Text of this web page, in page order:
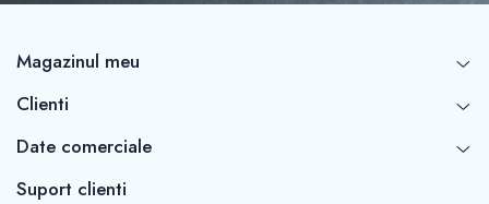
Magazinul meu
Clienti
Date comerciale
Suport clienti